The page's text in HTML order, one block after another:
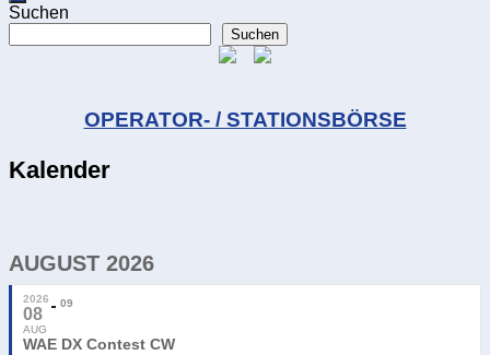
Suchen
Suchen
OPERATOR- / STATIONSBÖRSE
Kalender
AUGUST 2026
2026
08
AUG
09
WAE DX Contest CW